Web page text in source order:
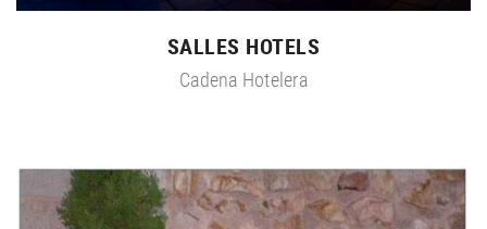
SALLES HOTELS
Cadena Hotelera